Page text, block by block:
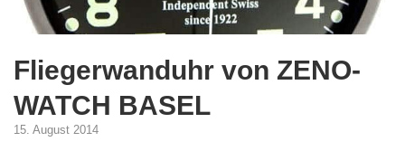
Fliegerwanduhr von ZENO-
WATCH BASEL
15. August 2014